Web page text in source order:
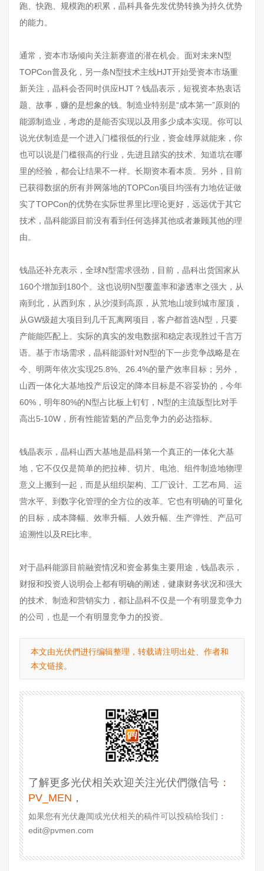
跑、快跑、规模跑的积累，晶科具备先发优势转换为持久优势
的能力。
通常，资本市场倾向关注新赛道的潜在机会。面对未来N型
TOPCon普及化，另一条N型技术主线HJT开始受资本市场重
新关注，晶科会否同时供应HJT？钱晶表示，短视资本热衷话
题、故事，赚的是想象的钱。制造业特别是“成本第一”原则的
能源制造业，考虑的是能否实现以及用多少成本实现。你可以
说光伏制造是一个进入门槛很低的行业，资金雄厚就能来，你
也可以说是门槛很高的行业，先进且踏实的技术、知道坑在哪
里的经验，都会让结果不一样。长期资本看本质。另外，目前
已获得数据的所有并网落地的TOPCon项目均强有力地佐证做
实了TOPCon的优势在实际世界里比理论更好，远远优于其它
技术，晶科能源目前没有看到任何选择其他或者兼顾其他的理
由。
钱晶还补充表示，全球N型需求强劲，目前，晶科出货国家从
160个增加到180个。这也说明N型覆盖率和渗透率之强大，从
南到北，从西到东，从沙漠到高原，从荒地山坡到城市屋顶，
从GW级超大项目到几千瓦离网项目，客户都首选N型，只要
产能能匹配上。实际的真实的发电数据和稳定表现胜过千言万
语。基于市场需求，晶科能源针对N型的下一步竞争战略是在
今、明两年依次实现25.8%、26.4%的量产效率目标；另外，
山西一体化大基地投产后设定的降本目标是不容妥协的，今年
60%，明年80%的N型占比板上钉钉，N型的主流版型比对手
高出5-10W，所有性能皆魁的产品竞争力的必达指标。
钱晶表示，晶科山西大基地是晶科第一个真正的一体化大基
地，它不仅仅是简单的把拉棒、切片、电池、组件制造地物理
意义上搬到一起，而是从组织架构、工厂设计、工艺布局、运
营水平、到数字化管理的全方位的改革。它也有明确的可量化
的目标，成本降幅、效率升幅、人效升幅、生产弹性、产品可
追溯性以及RE比率。
对于晶科能源目前融资情况和资金募集主要用途，钱晶表示，
财报和投资人说明会上都有明确的阐述，健康财务状况和强大
的技术、制造和营销实力，都让晶科不仅是一个有明显竞争力
的公司，也是一个有明显竞争力的投资。
本文由光伏們进行编辑整理，转载请注明出处、作者和
本文链接。
了解更多光伏相关欢迎关注光伏們微信号 ：
PV_MEN ，
如果您有光伏趣闻或光伏相关的稿件可以投稿给我们：
edit@pvmen.com